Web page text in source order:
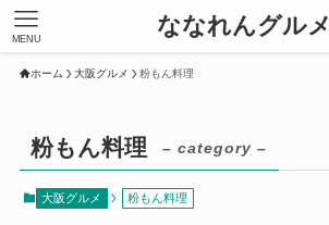
ななれんグルメ
MENU
ホーム 大阪グルメ 粉もん料理
粉もん料理 – category –
大阪グルメ 粉もん料理